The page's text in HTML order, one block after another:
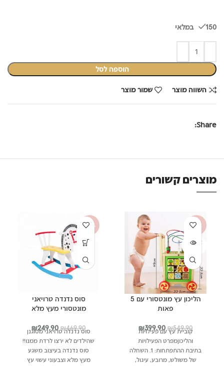
150 במלאי
הוספה לסל
השווה מוצר שמור מוצר
Share:
מוצרים קשורים
-27%
אזל מה
הליכון עץ מונטסורי עם 5
פאות
₪549.90
המחיר
המקורי
₪399.90
המחיר
הוא:
₪399.90.
קוביית עץ עם פעילויות
והליכוןמפרט הפעילויות
בתיבת ההתפתחות: 1. השחלה
של משולש, מרובע, עיגול,
-47%
סוס נדנדה טרויאני
מונטסורי מעץ מלא
₪469.90
המחיר
המקורי
₪469.90.
₪249.90
המחיר
הנוכחי
₪249.90.
סוס נדנדה טרויאני מסוגנן
שהילדים לא ירצו לרדת ממנו!!
סוס נדנדה בעיצוב משגע
מעץ מלא וצבעוני עשוי עץ